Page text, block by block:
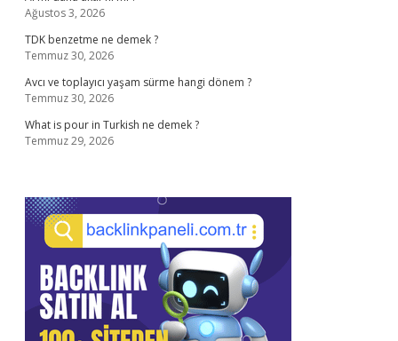
Ağustos 3, 2026
TDK benzetme ne demek ?
Temmuz 30, 2026
Avcı ve toplayıcı yaşam sürme hangi dönem ?
Temmuz 30, 2026
What is pour in Turkish ne demek ?
Temmuz 29, 2026